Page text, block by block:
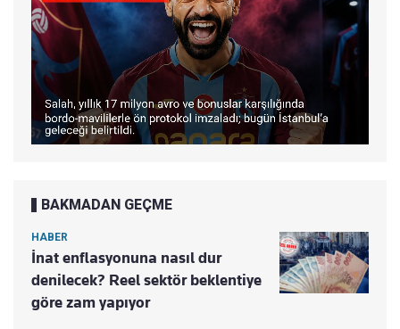
BAKMADAN GEÇME
HABER
İnat enflasyonuna nasıl dur
denilecek? Reel sektör beklentiye
göre zam yapıyor